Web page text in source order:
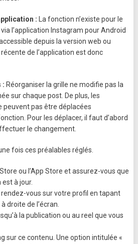
: La fonction n’existe pour le
l’application Instagram pour Android
depuis la version web ou
de l’application est donc
: Réorganiser la grille ne modifie pas la
sur chaque post. De plus, les
peuvent pas être déplacées
Pour les déplacer, il faut d’abord
le changement.
fois ces préalables réglés.
ou l’App Store et assurez-vous que
est à jour.
rendez-vous sur votre profil en tapant
droite de l’écran.
la publication ou au reel que vous
sur ce contenu. Une option intitulée «